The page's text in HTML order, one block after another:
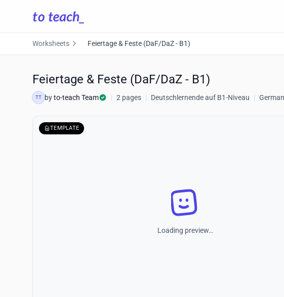
Worksheets Feiertage & Feste (DaF/DaZ - B1)
Feiertage & Feste (DaF/DaZ - B1)
TT byto-teach Team | 2 pages | Deutschlernende auf B1-Niveau |
TEMPLATE
Loading preview…